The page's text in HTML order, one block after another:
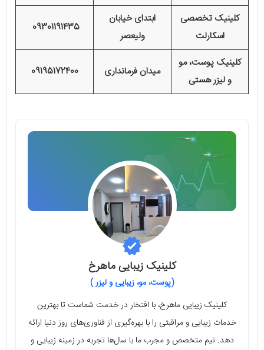
کلینیک تخصصی
اسکارلت
ابتدای خیابان
ولیعصر
09301191435
کلینیک پوست، مو
و لیزر هستی
میدان فرمانداری 09195172400
کلینیک زیبایی ماهرخ
(پوست، مو، زیبایی و لیزر )
کلینیک زیبایی ماهرخ، با افتخار در خدمت شماست تا بهترین
خدمات زیبایی و مراقبتی را با بهره‌گیری از فناوری‌های روز دنیا ارائه
دهد. تیم متخصص و مجرب ما با سال‌ها تجربه در زمینه زیبایی و